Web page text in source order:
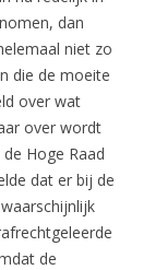
dan
niet zo
die de moeite
over wat
over wordt
Hoge Raad
dat er bij de
de